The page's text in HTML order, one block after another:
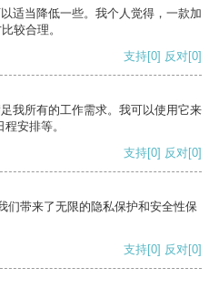
适当降低一些。我个人觉得，一款加
较合理。
支持[0] 反对[0]
我所有的工作需求。我可以使用它来
安排等。
支持[0] 反对[0]
们带来了无限的隐私保护和安全性保
支持[0] 反对[0]